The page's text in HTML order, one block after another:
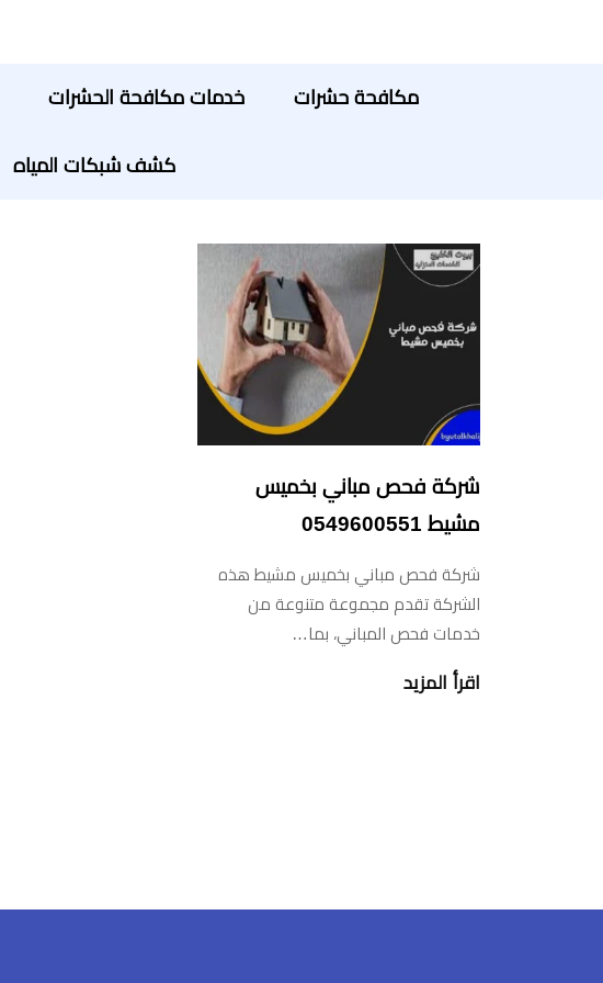
مكافحة حشرات خدمات مكافحة الحشرات
كشف شبكات المياه
شركة فحص مباني بخميس
مشيط 0549600551
شركة فحص مباني بخميس مشيط هذه
الشركة تقدم مجموعة متنوعة من
خدمات فحص المباني، بما…
اقرأ المزيد